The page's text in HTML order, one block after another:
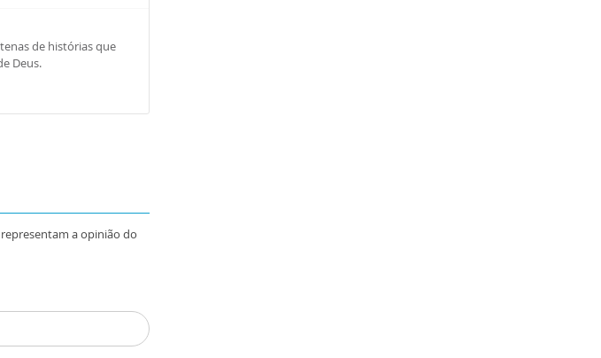
de histórias que
Deus.
a opinião do